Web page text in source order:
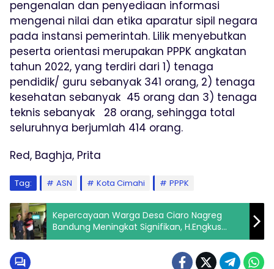
pengenalan dan penyediaan informasi
mengenai nilai dan etika aparatur sipil negara
pada instansi pemerintah. Lilik menyebutkan
peserta orientasi merupakan PPPK angkatan
tahun 2022, yang terdiri dari 1) tenaga
pendidik/ guru sebanyak 341 orang, 2) tenaga
kesehatan sebanyak 45 orang dan 3) tenaga
teknis sebanyak 28 orang, sehingga total
seluruhnya berjumlah 414 orang.
Red, Baghja, Prita
Tag: ASN Kota Cimahi PPPK
Kepercayaan Warga Desa Ciaro Nagreg
Bandung Meningkat Signifikan, H.Engkus
Berkomitmen Selalu Berikan Layanan Prima